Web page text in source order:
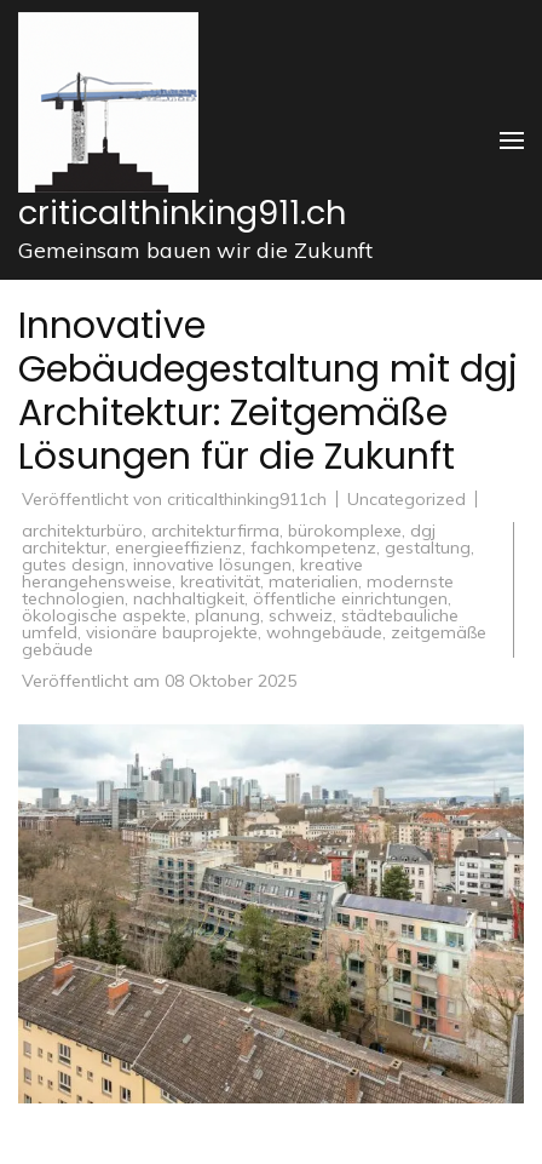
Zum
springen
drücken)
criticalthinking911.ch
Gemeinsam bauen wir die Zukunft
Innovative
Gebäudegestaltung mit dgj
Architektur: Zeitgemäße
Lösungen für die Zukunft
Veröffentlicht von criticalthinking911ch
Uncategorized
architekturbüro, architekturfirma, bürokomplexe, dgj
architektur, energieeffizienz, fachkompetenz, gestaltung,
gutes design, innovative lösungen, kreative
herangehensweise, kreativität,materialien, modernste
technologien, nachhaltigkeit, öffentliche einrichtungen,
ökologische aspekte, planung, schweiz, städtebauliche
umfeld, visionäre bauprojekte, wohngebäude, zeitgemäße
gebäude
Veröffentlicht am 08 Oktober 2025